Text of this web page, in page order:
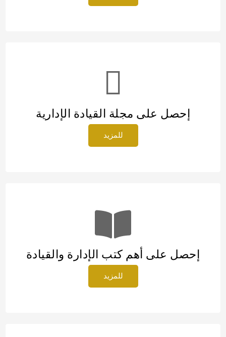
إحصل على مجلة القيادة الإدارية
للمزيد
إحصل على أهم كتب الإدارة والقيادة
للمزيد